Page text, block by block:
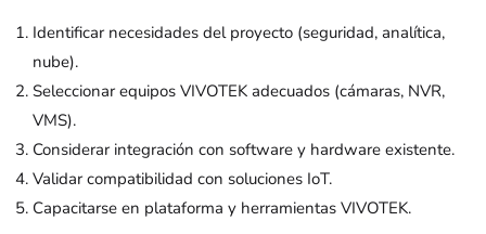
Identificar necesidades del proyecto (seguridad, analítica,
nube).
Seleccionar equipos VIVOTEK adecuados (cámaras, NVR,
VMS).
Considerar integración con software y hardware existente.
Validar compatibilidad con soluciones IoT.
Capacitarse en plataforma y herramientas VIVOTEK.